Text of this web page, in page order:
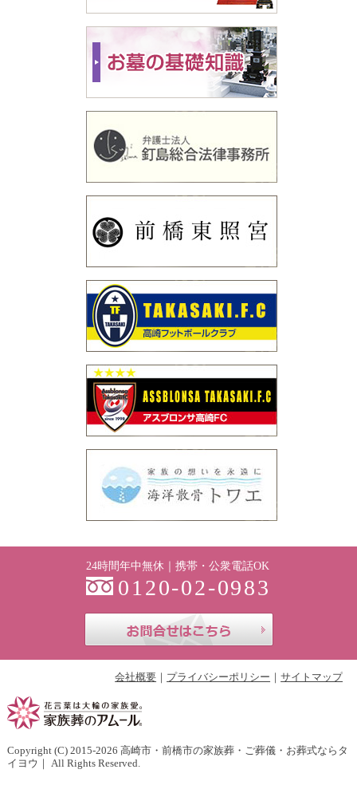
24時間年中無休｜携帯・公衆電話OK
0120-02-0983
会社概要 プライバシーポリシー サイトマップ
Copyright (C) 2015-2026 高崎市・前橋市の家族葬・ご葬儀・お葬式ならタ
イヨウ ｜ All Rights Reserved.